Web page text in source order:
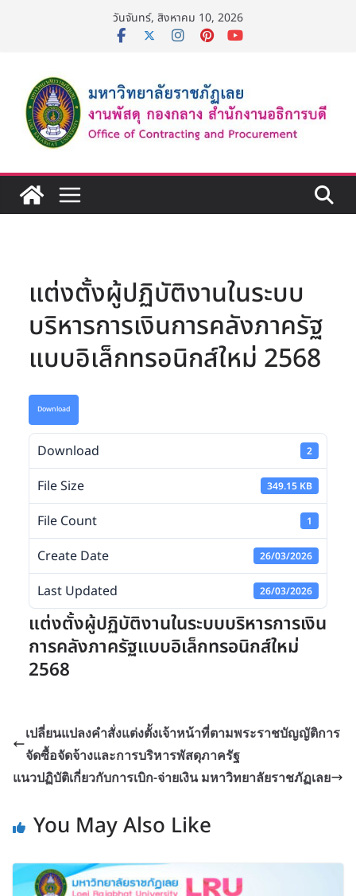
วันจันทร์, สิงหาคม 10, 2026
แต่งตั้งผู้ปฏิบัติงานในระบบ
บริหารการเงินการคลังภาครัฐ
แบบอิเล็กทรอนิกส์ใหม่ 2568
Download
Download 2
File Size 349.15 KB
File Count 1
Create Date 26/03/2026
Last Updated 26/03/2026
แต่งตั้งผู้ปฏิบัติงานในระบบบริหารการเงิน
การคลังภาครัฐแบบอิเล็กทรอนิกส์ใหม่
2568
เปลี่ยนแปลงคำสั่งแต่งตั้งเจ้าหน้าที่ตามพระราชบัญญัติการ
จัดซื้อจัดจ้างและการบริหารพัสดุภาครัฐ
แนวปฏิบัติเกี่ยวกับการเบิก-จ่ายเงิน มหาวิทยาลัยราชภัฏเลย
You May Also Like